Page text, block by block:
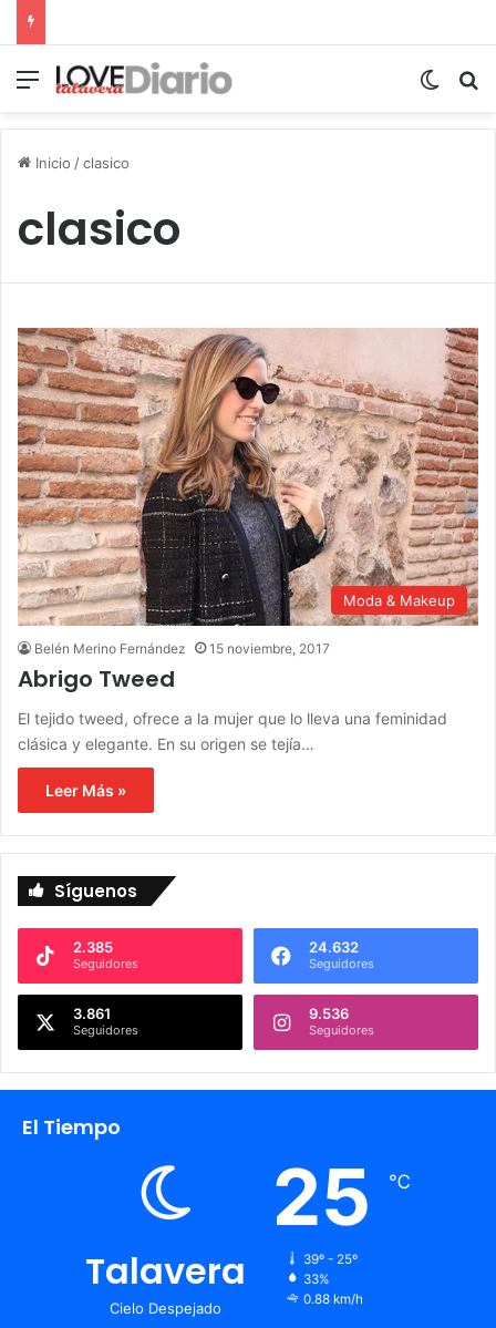
Menú
Inicio /clasico
clasico
Moda & Makeup
Belén Merino Fernández 15 noviembre, 2017
Abrigo Tweed
El tejido tweed, ofrece a la mujer que lo lleva una feminidad
clásica y elegante. En su origen se tejía…
Leer Más »
Síguenos
2.385
Seguidores
24.632
Seguidores
3.861
Seguidores
9.536
Seguidores
El Tiempo
Talavera
Cielo Despejado
25 ℃
39º - 25º
33%
0.88 km/h